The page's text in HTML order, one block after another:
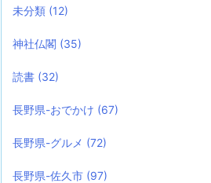
未分類 (12)
神社仏閣 (35)
読書 (32)
長野県-おでかけ (67)
長野県-グルメ (72)
長野県-佐久市 (97)